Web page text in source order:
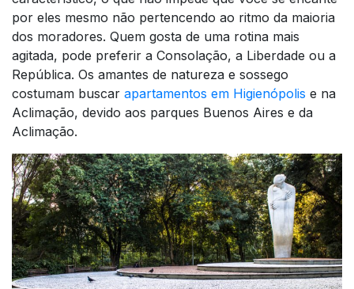
por eles mesmo não pertencendo ao ritmo da maioria
dos moradores. Quem gosta de uma rotina mais
agitada, pode preferir a Consolação, a Liberdade ou a
República. Os amantes de natureza e sossego
costumam buscar apartamentos em Higienópolis e na
Aclimação, devido aos parques Buenos Aires e da
Aclimação.